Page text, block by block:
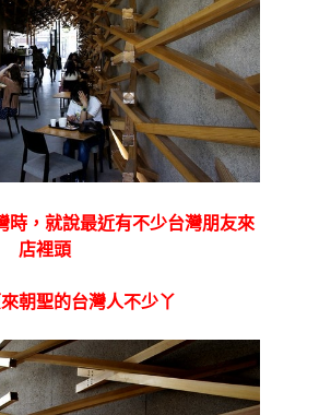
時，就說最近有不少台灣朋友來
店裡頭
朝聖的台灣人不少丫